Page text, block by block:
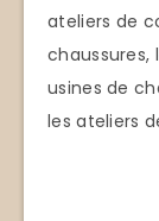
ateliers de
chaussures,
usines de
les ateliers